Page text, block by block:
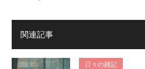
関連記事
日々の雑記